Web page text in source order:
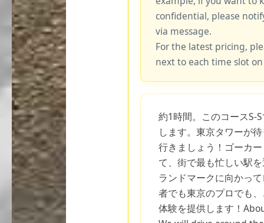
confidential, please
via message.
For the latest pricing,
next to each time slot
約1時間。このコースS-
します。東京タワーが
行きましょう！ゴーカ
て、街で最も忙しい駅
ランドマークに向かっ
者でも東京のプロでも
体験を提供します！